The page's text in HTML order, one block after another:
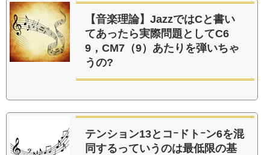
【音楽理論】JazzではCと書い
てあったら実際問題としてC6
9，CM7（9）あたりを弾いちゃ
うの?
テンション13とコｰドトｰン6を混
同するっていうのは最低限の基